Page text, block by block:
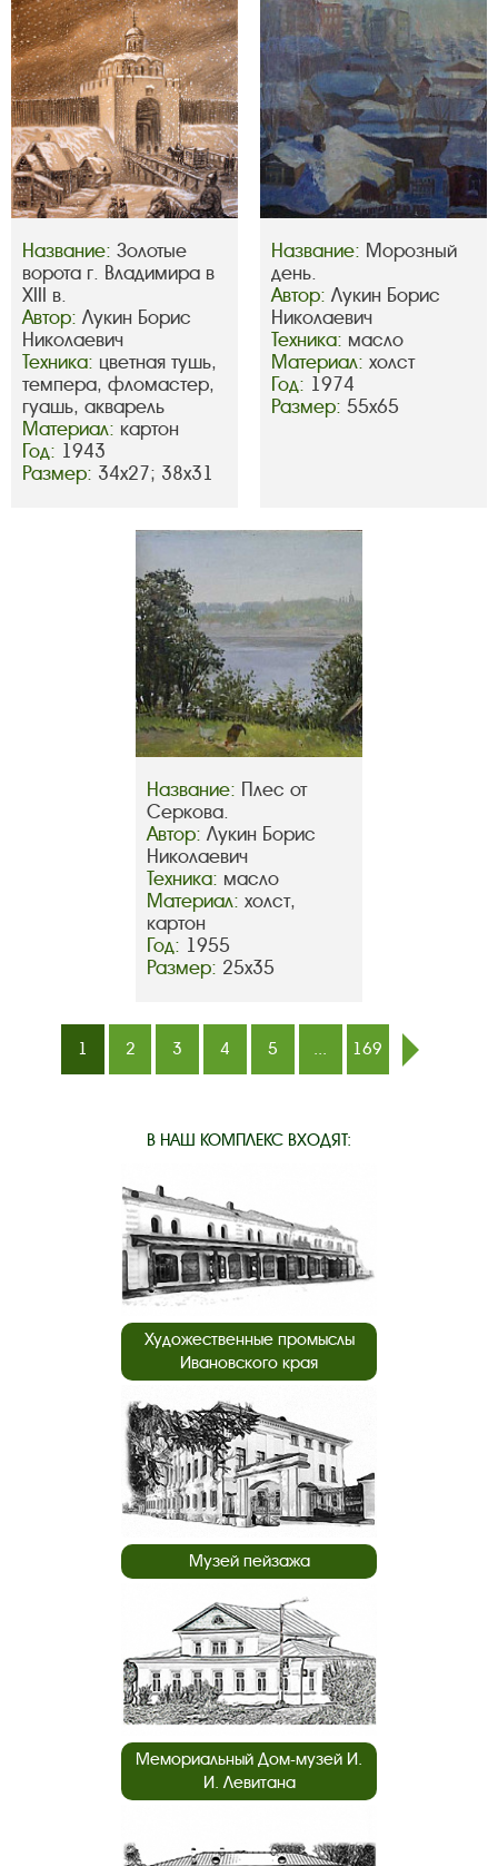
Название: Золотые
ворота г. Владимира в
XIII в.
Автор: Лукин Борис
Николаевич
Техника: цветная тушь,
темпера, фломастер,
гуашь, акварель
Материал: картон
Год: 1943
Размер: 34х27; 38х31
Название: Морозный
день.
Автор: Лукин Борис
Николаевич
Техника: масло
Материал: холст
Год: 1974
Размер: 55х65
Название: Плес от
Серкова.
Автор: Лукин Борис
Николаевич
Техника: масло
Материал: холст,
картон
Год: 1955
Размер: 25х35
1 2 3 4 5 ...
169
В НАШ КОМПЛЕКС ВХОДЯТ:
Художественные промыслы
Ивановского края
Музей пейзажа
Мемориальный Дом-музей И.
И. Левитана